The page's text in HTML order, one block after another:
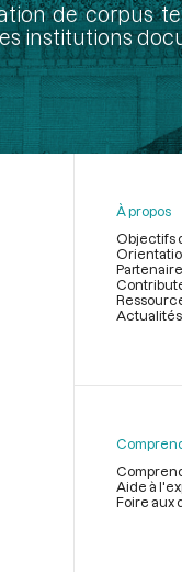
de corpus
institutions
page
À propos
Objectifs
Actualités
Aide à
Foire aux